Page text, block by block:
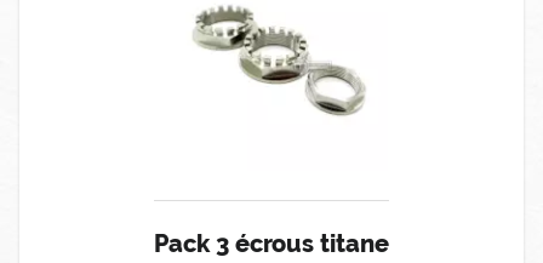
Pack 3 écrous titane